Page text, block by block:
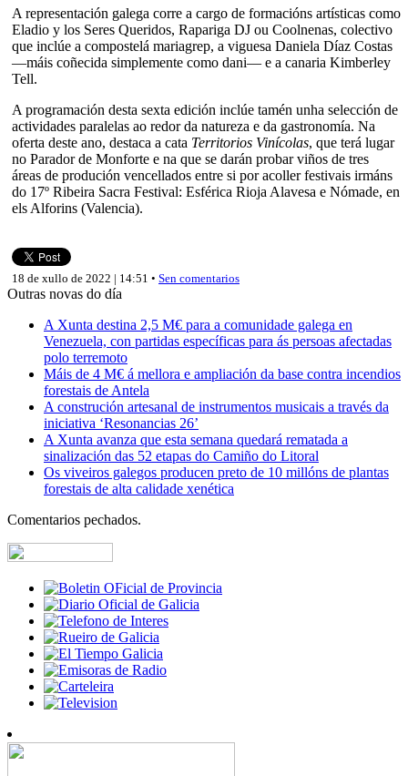
A representación galega corre a cargo de formacións artísticas como
Eladio y los Seres Queridos, Rapariga DJ ou Coolnenas, colectivo
que inclúe a compostelá mariagrep, a viguesa Daniela Díaz Costas
—máis coñecida simplemente como dani— e a canaria Kimberley
Tell.
A programación desta sexta edición inclúe tamén unha selección de
actividades paralelas ao redor da natureza e da gastronomía. Na
oferta deste ano, destaca a cata Territorios Vinícolas, que terá lugar
no Parador de Monforte e na que se darán probar viños de tres
áreas de produción vencellados entre si por acoller festivais irmáns
do 17º Ribeira Sacra Festival: Esférica Rioja Alavesa e Nómade, en
els Alforins (Valencia).
18 de xullo de 2022 | 14:51 • Sen comentarios
Outras novas do día
A Xunta destina 2,5 M€ para a comunidade galega en
Venezuela, con partidas específicas para ás persoas afectadas
polo terremoto
Máis de 4 M€ á mellora e ampliación da base contra incendios
forestais de Antela
A construción artesanal de instrumentos musicais a través da
iniciativa ‘Resonancias 26’
A Xunta avanza que esta semana quedará rematada a
sinalización das 52 etapas do Camiño do Litoral
Os viveiros galegos producen preto de 10 millóns de plantas
forestais de alta calidade xenética
Comentarios pechados.